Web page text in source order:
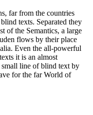
far from the countries
texts. Separated they
of the Semantics, a large
flows by their place
Even the all-powerful
it is an almost
line of blind text by
for the far World of